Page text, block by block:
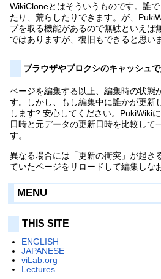
WikiCloneとはそういうものです。誰
たり、荒らしたりできます。が、
プを取る機能があるので無駄といえば
ではありますが、復旧もできると思い
ブラウザやプロクシのキャッシュ
ページを編集する以上、編集時の状態
す。しかし、もし編集中に誰かが更新
します? 安心してください。PukiWiki
日時と元データの更新日時を比較して
す。
異なる場合には「更新の衝突」が起き
ていたページをリロードして編集しな
MENU
THIS SITE
ENGLISH
JAPANESE
viLab.org
Lectures